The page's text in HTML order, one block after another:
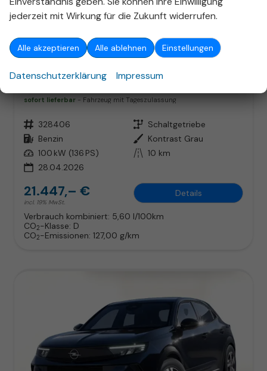
ab 137,– € mtl.
Opel Mokka
sofort lieferbar Fahrzeug mit Tageszulassung
Fahrzeugnr. 328406 Getriebe Schaltgetriebe
Kraftstoff Benzin Außenfarbe Kontrast Grau
Leistung 100 kW (136 PS) Kilometerstand 10 km
28.04.2026
21.447,– €
incl. 19% MwSt.
Details
Verbrauch kombiniert: 5,60 l/100km
CO2-Klasse: D
CO2-Emissionen: 127,00 g/km
jederzeit mit Wirkung für die Zukunft widerrufen.
Alle akzeptieren Alle ablehnen Einstellungen
Datenschutzerklärung Impressum